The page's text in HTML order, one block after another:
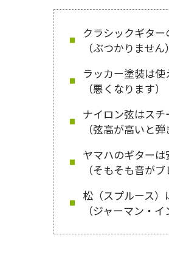
クラシックギタ
（ぶつかりません）
ラッカー塗装は
（悪くなります）
ナイロン弦はス
（弦高が高いと
ヤマハのギター
（そもそも音がブ
松（スプルース
（ジャーマン・